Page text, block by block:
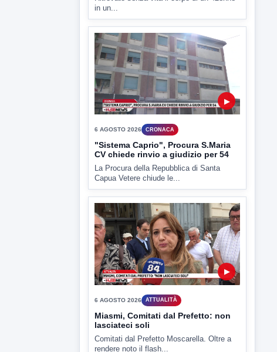
La Procura della Repubblica di Santa
▶
ATTUALITÀ
Miasmi, Comitati dal Prefetto: non
Comitati dal Prefetto Moscarella. Oltre a
▶
ATTUALITÀ
Tirata del Carro ancora in forse,
L'assessore comunale alla Cultura di